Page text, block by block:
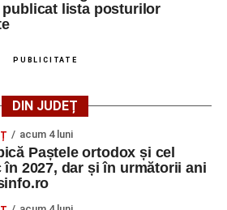
publicat lista posturilor
PUBLICITATE
DIN JUDEȚ
acum 4 luni
Paștele ortodox și cel
în 2027, dar și în următorii ani